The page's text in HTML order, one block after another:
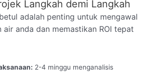
Langkah demi Langkah
adalah penting untuk mengawal
anda dan memastikan ROI tepat
2-4 minggu menganalisis